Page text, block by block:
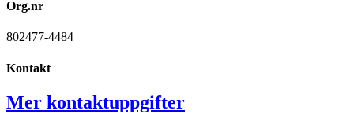
Org.nr
802477-4484
Kontakt
Mer kontaktuppgifter